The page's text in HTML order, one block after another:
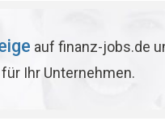
auf finanz-jobs.de
Ihr Unternehmen.